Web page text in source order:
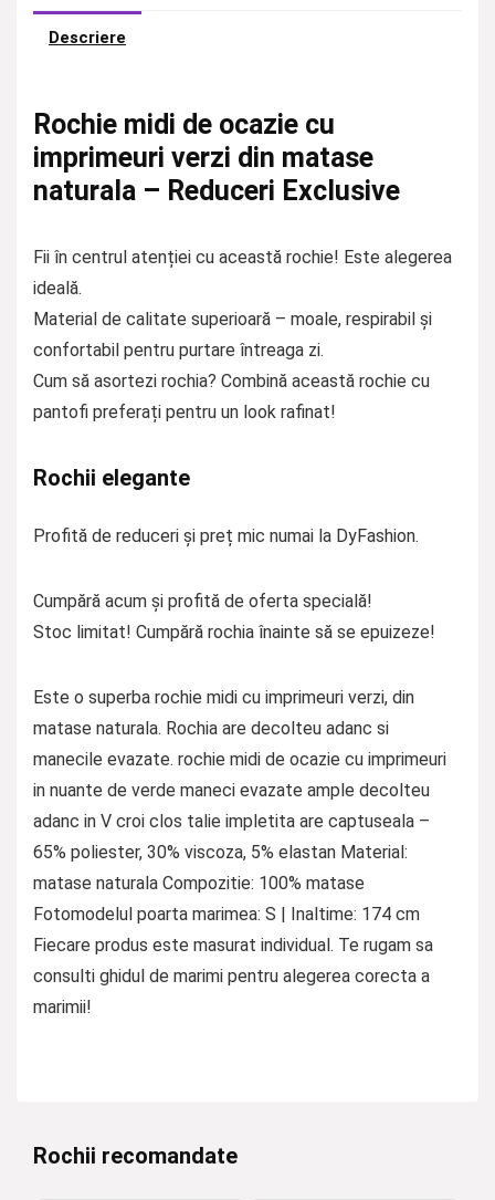
Descriere
Rochie midi de ocazie cu
imprimeuri verzi din matase
naturala – Reduceri Exclusive
Fii în centrul atenției cu această rochie! Este alegerea
ideală.
Material de calitate superioară – moale, respirabil și
confortabil pentru purtare întreaga zi.
Cum să asortezi rochia? Combină această rochie cu
pantofi preferați pentru un look rafinat!
Rochii elegante
Profită de reduceri și preț mic numai la DyFashion.
Cumpără acum și profită de oferta specială!
Stoc limitat! Cumpără rochia înainte să se epuizeze!
Este o superba rochie midi cu imprimeuri verzi, din
matase naturala. Rochia are decolteu adanc si
manecile evazate. rochie midi de ocazie cu imprimeuri
in nuante de verde maneci evazate ample decolteu
adanc in V croi clos talie impletita are captuseala –
65% poliester, 30% viscoza, 5% elastan Material:
matase naturala Compozitie: 100% matase
Fotomodelul poarta marimea: S | Inaltime: 174 cm
Fiecare produs este masurat individual. Te rugam sa
consulti ghidul de marimi pentru alegerea corecta a
marimii!
Rochii recomandate